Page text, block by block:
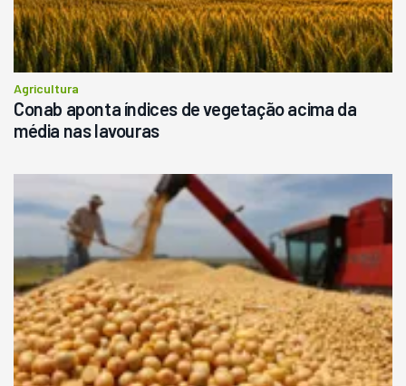
Agricultura
Conab aponta índices de vegetação acima da
média nas lavouras